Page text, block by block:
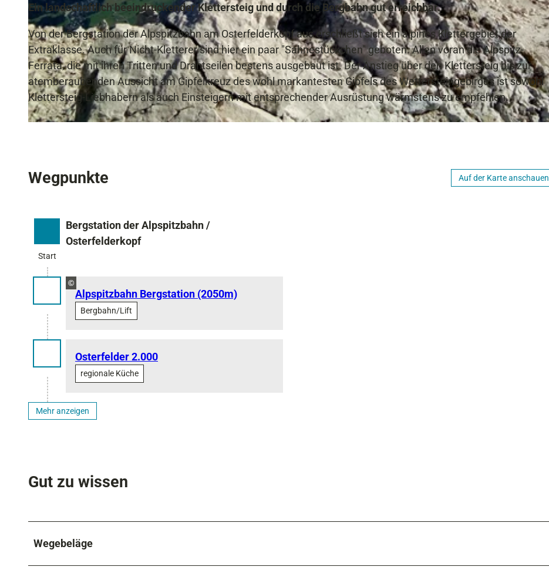
Ein landschaftlich beeindruckender Klettersteig und durch die Bergbahn gut erreichbar.
Von der Bergstation der Alpspitzbahn am Osterfelderkopf aus erschließt sich ein alpines Klettergebiet der
Extraklasse. Auch für Nicht-Kletterer sind hier ein paar "Sahnestückchen" geboten. Allen voran die Alpspitz-
Ferrata, die mit ihren Tritten und Drahtseilen bestens ausgebaut ist. Der Anstieg über den Klettersteig bis zur
atemberaubenden Aussicht am Gipfelkreuz des wohl markantesten Gipfels des Wettersteingebirges ist sowohl
Klettersteig-Liebhabern als auch Einsteigern mit entsprechender Ausrüstung wärmstens zu empfehlen.
Wegpunkte Auf der Karte anschauen
Start
Start
Bergstation der Alpspitzbahn /
Osterfelderkopf
©
Alpspitzbahn Bergstation (2050m)
Bergbahn/Lift
Osterfelder 2.000
regionale Küche
Mehr anzeigen
Gut zu wissen
Wegebeläge